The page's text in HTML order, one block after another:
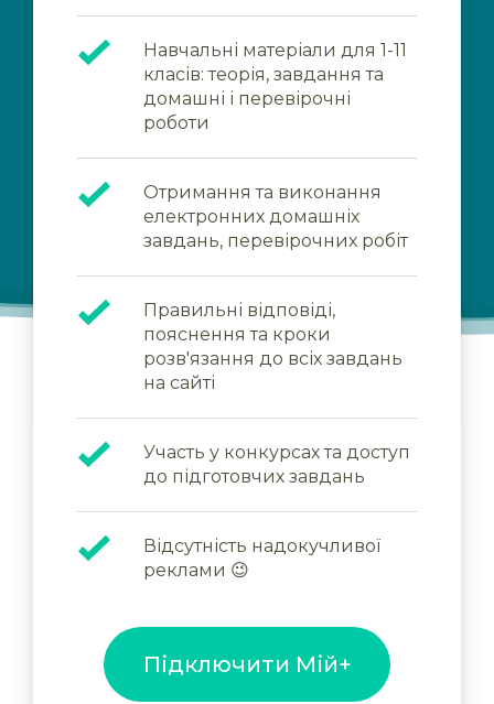
Навчальні матеріали для 1-11
класів: теорія, завдання та
домашні і перевірочні
роботи
Отримання та виконання
електронних домашніх
завдань, перевірочних робіт
Правильні відповіді,
пояснення та кроки
розв'язання до всіх завдань
на сайті
Участь у конкурсах та доступ
до підготовчих завдань
Відсутність надокучливої
реклами 😉
Підключити Мій+